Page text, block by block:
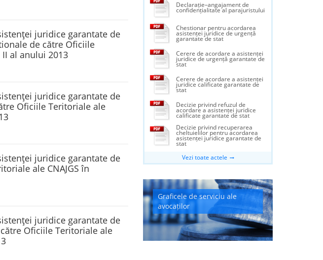
juridice garantate de
de către Oficiile
al anului 2013
juridice garantate de
Oficiile Teritoriale ale
juridice garantate de
ale CNAJGS în
juridice garantate de
Oficiile Teritoriale ale
Declarație–angajament de
confidențialitate al parajuristului
Chestionar pentru acordarea
asistenței juridice de urgență
garantate de stat
Cerere de acordare a asistenței
juridice de urgență garantate de
stat
Cerere de acordare a asistenței
juridice calificate garantate de
stat
Decizie privind refuzul de
acordare a asistenței juridice
calificate garantate de stat
Decizie privind recuperarea
cheltuielilor pentru acordarea
asistenței juridice garantate de
stat
Vezi toate actele
Graficele de serviciu ale
avocaților